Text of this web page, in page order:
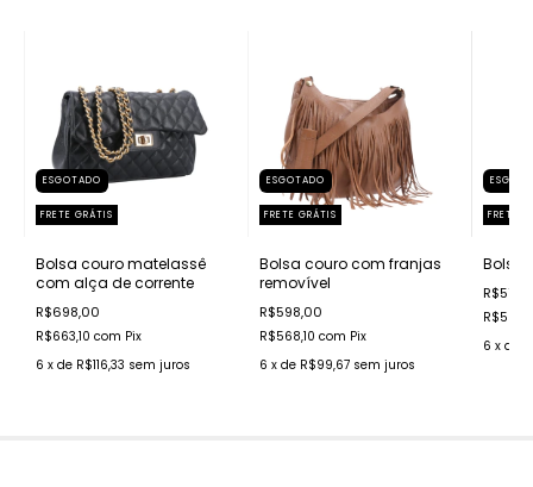
ESGOTADO
FRETE GRÁTIS
Bolsa couro matelassê
com alça de corrente
R$698,00
R$663,10 com Pix
6 x de R$116,33 sem juros
ESGOTADO
FRETE GRÁTIS
Bolsa couro com franjas
removível
R$598,00
R$568,10 com Pix
6 x de R$99,67 sem juros
FRETE
Bolsa
6 x de